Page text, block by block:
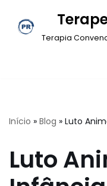
Pular
Terapia
Início » Blog » Luto
Luto